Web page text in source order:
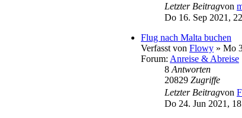
Letzter Beitragvon
Do 16. Sep 2021,
Flug nach Malta buchen
Verfasst von Flowy » Mo
Forum: Anreise & Abreise
8Antworten
20829 Zugriffe
Letzter Beitragvon
Do 24. Jun 2021,